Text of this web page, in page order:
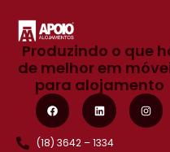
Produzindo o que
de melhor em
para alojamento
(18) 3642 – 1334